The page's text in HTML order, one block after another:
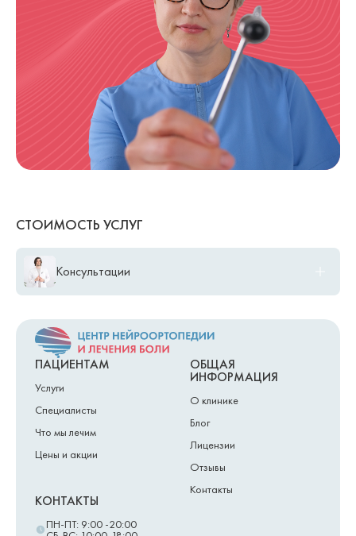
СТОИМОСТЬ УСЛУГ
Консультации
B01.070.010.001 Повторная консультация психолога Алиев Радж
ПАЦИЕНТАМ
Услуги
Специалисты
Что мы лечим
Цены и акции
ОБЩАЯ
ИНФОРМАЦИЯ
О клинике
Блог
Лицензии
Отзывы
Контакты
КОНТАКТЫ
ПН-ПТ: 9:00 -20:00